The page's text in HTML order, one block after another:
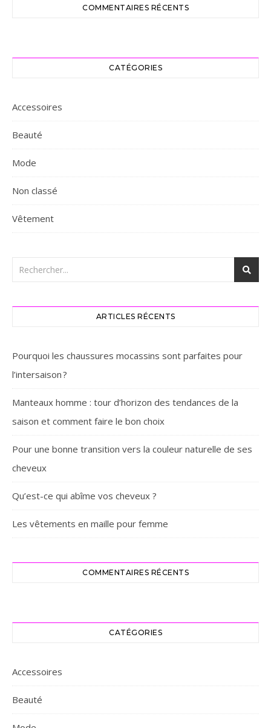
COMMENTAIRES RÉCENTS
CATÉGORIES
Accessoires
Beauté
Mode
Non classé
Vêtement
ARTICLES RÉCENTS
Pourquoi les chaussures mocassins sont parfaites pour
l’intersaison ? ‎
Manteaux homme : tour d’horizon des tendances de la
saison et comment faire le bon choix
Pour une bonne transition vers la couleur naturelle de ses
cheveux
Qu’est-ce qui abîme vos cheveux ?
Les vêtements en maille pour femme
COMMENTAIRES RÉCENTS
CATÉGORIES
Accessoires
Beauté